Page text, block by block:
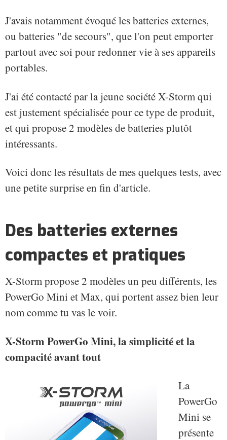
J'avais notamment évoqué les batteries externes,
ou batteries "de secours", que l'on peut emporter
partout avec soi pour redonner vie à ses appareils
portables.
J'ai été contacté par la jeune société X-Storm qui
est justement spécialisée pour ce type de produit,
et qui propose 2 modèles de batteries plutôt
intéressants.
Voici donc les résultats de mes quelques tests, avec
une petite surprise en fin d'article.
Des batteries externes
compactes et pratiques
X-Storm propose 2 modèles un peu différents, les
PowerGo Mini et Max, qui portent assez bien leur
nom comme tu vas le voir.
X-Storm PowerGo Mini, la simplicité et la
compacité avant tout
La
PowerGo
Mini se
présente